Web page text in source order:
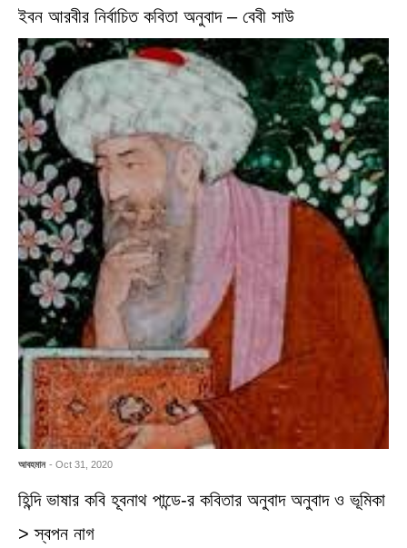
ইবন আরবীর নির্বাচিত কবিতা অনুবাদ – বেবী সাউ
আবহমান - Oct 31, 2020
হিন্দি ভাষার কবি হূবনাথ পান্ডে-র কবিতার অনুবাদ অনুবাদ ও ভূমিকা
> স্বপন নাগ